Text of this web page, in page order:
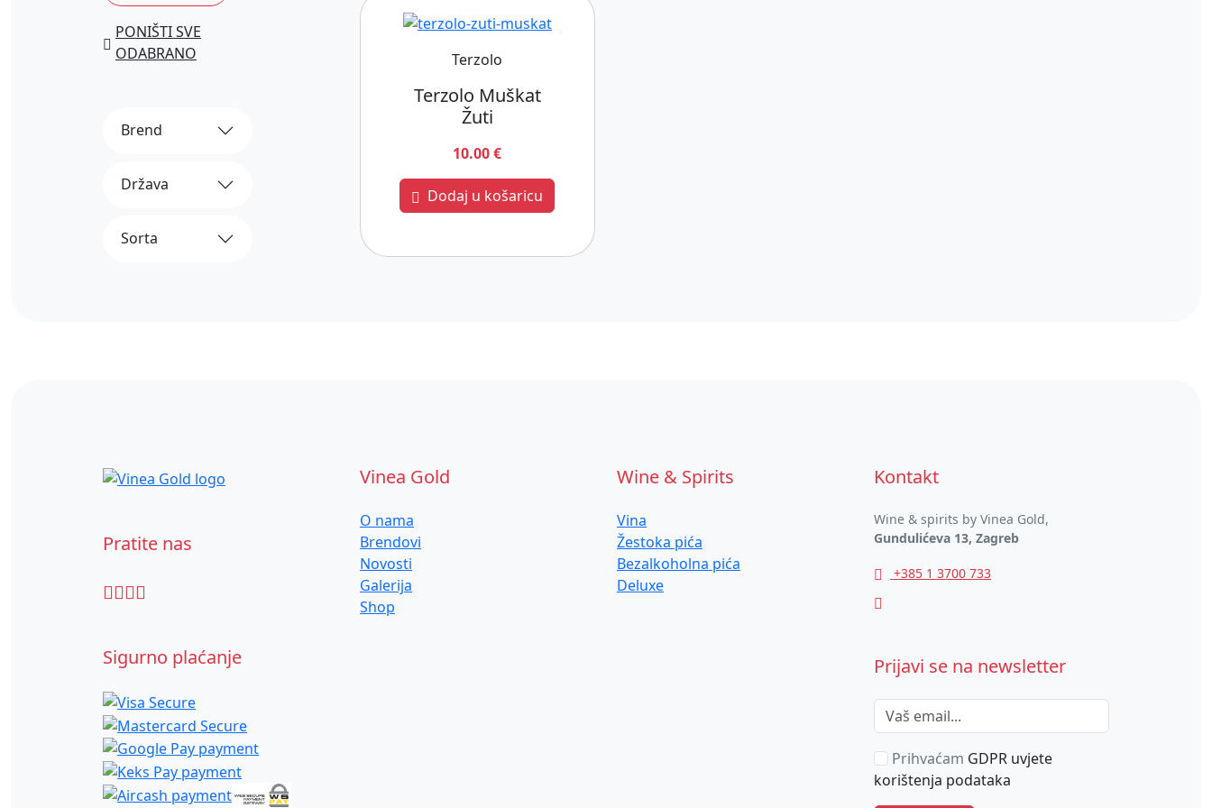
PONIŠTI SVE
ODABRANO
Brend
Država
Sorta
Terzolo
Terzolo Muškat
Žuti
10.00 €
Dodaj u košaricu
Pratite nas
Sigurno plaćanje
Vinea Gold
O nama
Brendovi
Novosti
Galerija
Shop
Wine & Spirits
Vina
Žestoka pića
Bezalkoholna pića
Deluxe
Kontakt
Wine & spirits by Vinea Gold,
Gundulićeva 13, Zagreb
+385 1 3700 733
Prijavi se na newsletter
Prihvaćam GDPR uvjete
korištenja podataka